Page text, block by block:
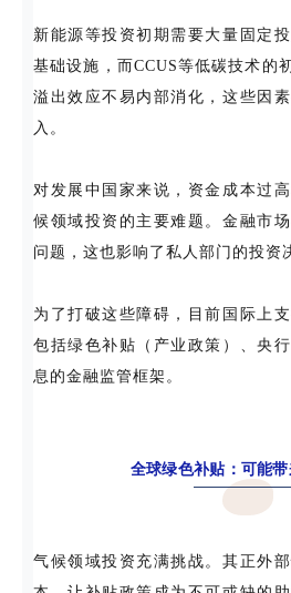
新能源等投资初期需要大量固定
基础设施，而CCUS等低碳技术的
溢出效应不易内部消化，这些因
入。
对发展中国家来说，资金成本过
候领域投资的主要难题。金融市
问题，这也影响了私人部门的投资
为了打破这些障碍，目前国际上
包括绿色补贴（产业政策）、央
息的金融监管框架。
全球绿色补贴：可能
气候领域投资充满挑战。其正外